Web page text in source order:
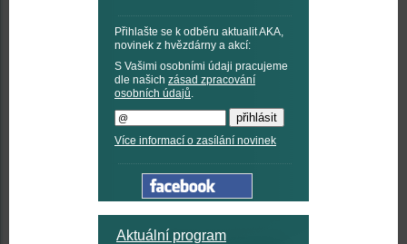
Přihlašte se k odběru aktualit AKA,
novinek z hvězdárny a akcí:
S Vašimi osobními údaji pracujeme
dle našich zásad zpracování
osobních údajů.
Více informací o zasílání novinek
Aktuální program